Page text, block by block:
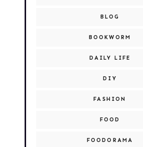
BLOG
BOOKWORM
DAILY LIFE
DIY
FASHION
FOOD
FOODORAMA